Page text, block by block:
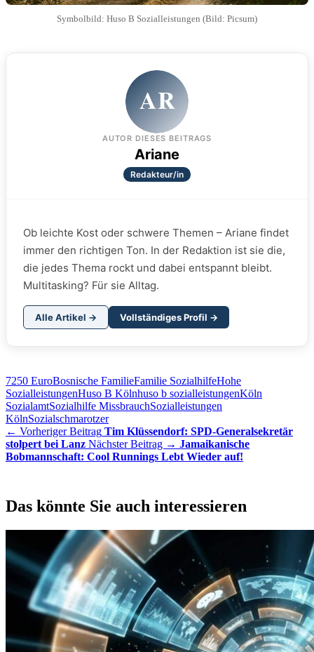
Symbolbild: Huso B Sozialleistungen (Bild: Picsum)
AR
AUTOR DIESES BEITRAGS
Ariane
Redakteur/in
Ob leichte Kost oder schwere Themen – Ariane findet
immer den richtigen Ton. In der Redaktion ist sie die,
die jedes Thema rockt und dabei entspannt bleibt.
Multitasking? Für sie Alltag.
Alle Artikel → Vollständiges Profil →
7250 EuroBosnische FamilieFamilie SozialhilfeHohe
SozialleistungenHuso B Kölnhuso b sozialleistungenKöln
SozialamtSozialhilfe MissbrauchSozialleistungen
KölnSozialschmarotzer
← Vorheriger Beitrag Tim Klüssendorf: SPD-Generalsekretär
stolpert bei Lanz Nächster Beitrag → Jamaikanische
Bobmannschaft: Cool Runnings Lebt Wieder auf!
Das könnte Sie auch interessieren